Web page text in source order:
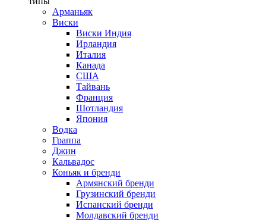
Арманьяк
Виски
Виски Индия
Ирландия
Италия
Канада
США
Тайвань
Франция
Шотландия
Япония
Водка
Граппа
Джин
Кальвадос
Коньяк и бренди
Армянский бренди
Грузинский бренди
Испанский бренди
Молдавский бренди